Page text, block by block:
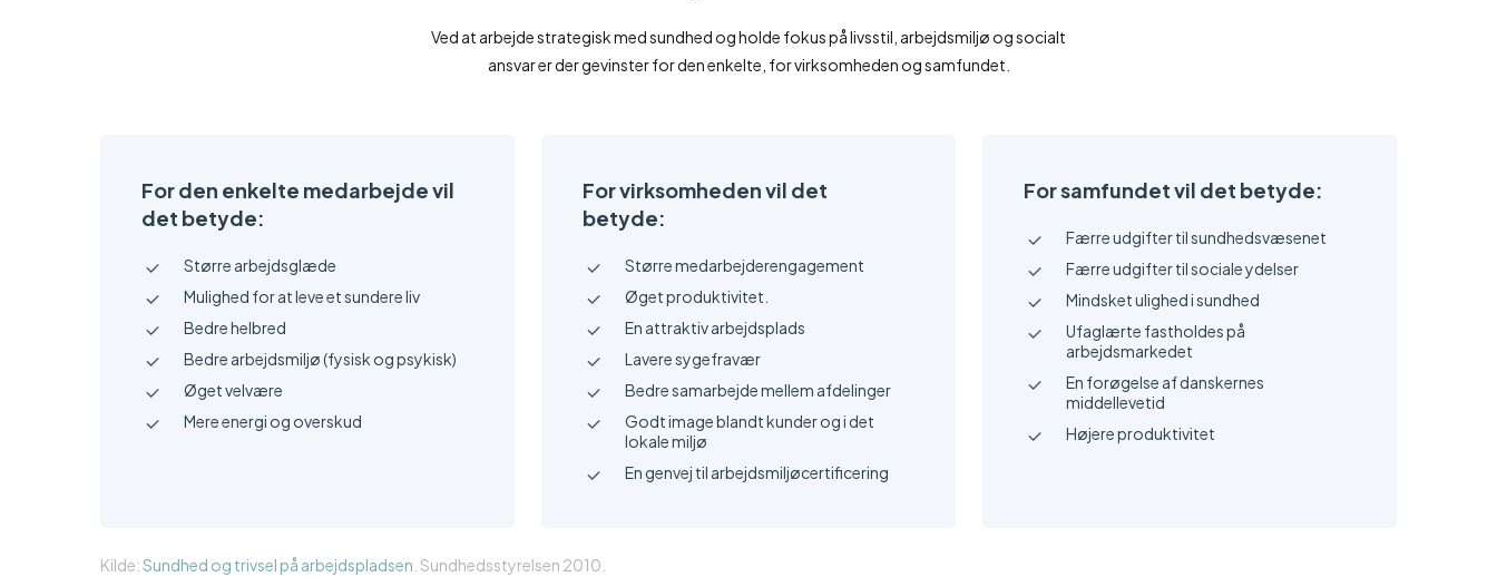
Ved at arbejde strategisk med sundhed og holde fokus på livsstil, arbejdsmiljø og socialt
ansvar er der gevinster for den enkelte, for virksomheden og samfundet.
For den enkelte medarbejde vil
det betyde:
Større arbejdsglæde
Mulighed for at leve et sundere liv
Bedre helbred
Bedre arbejdsmiljø (fysisk og psykisk)
Øget velvære
Mere energi og overskud
For virksomheden vil det
betyde:
Større medarbejderengagement
Øget produktivitet.
En attraktiv arbejdsplads
Lavere sygefravær
Bedre samarbejde mellem afdelinger
Godt image blandt kunder og i det
lokale miljø
En genvej til arbejdsmiljøcertificering
For samfundet vil det betyde:
Færre udgifter til sundhedsvæsenet
Færre udgifter til sociale ydelser
Mindsket ulighed i sundhed
Ufaglærte fastholdes på
arbejdsmarkedet
En forøgelse af danskernes
middellevetid
Højere produktivitet
Kilde:Sundhed og trivsel på arbejdspladsen . Sundhedsstyrelsen 2010.